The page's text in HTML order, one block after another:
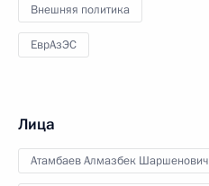
Внешняя политика
ЕврАзЭС
Лица
Атамбаев Алмазбек Шаршенович